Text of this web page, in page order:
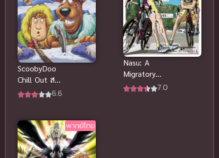
ScoobyDoo
Chill Out สคูบี้
ดู! ผจญมนุษย์
ไลน์
6.6
Nasu: A
Migratory
Bird with 7.0
พากย์ไทย